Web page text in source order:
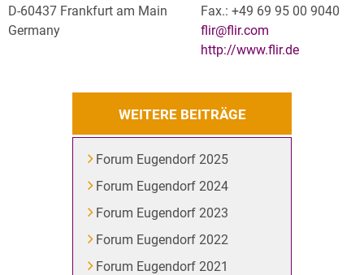
D-60437 Frankfurt am Main
Germany
Fax.: +49 69 95 00 9040
flir@flir.com
http://www.flir.de
WEITERE BEITRÄGE
Forum Eugendorf 2025
Forum Eugendorf 2024
Forum Eugendorf 2023
Forum Eugendorf 2022
Forum Eugendorf 2021